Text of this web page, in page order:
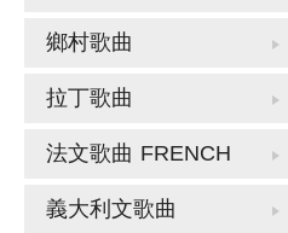
鄉村歌曲
拉丁歌曲
法文歌曲 FRENCH
義大利文歌曲